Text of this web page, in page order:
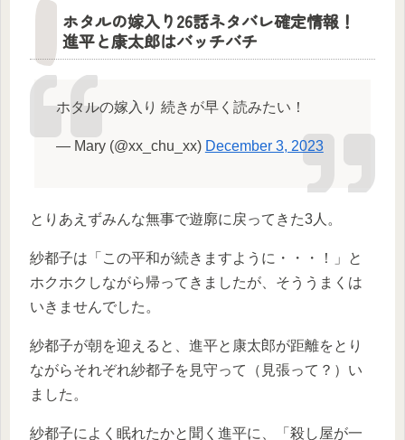
ホタルの嫁入り26話ネタバレ確定情報！
進平と康太郎はバッチバチ
ホタルの嫁入り 続きが早く読みたい！
— Mary (@xx_chu_xx) December 3, 2023
とりあえずみんな無事で遊廓に戻ってきた3人。
紗都子は「この平和が続きますように・・・！」と
ホクホクしながら帰ってきましたが、そううまくは
いきませんでした。
紗都子が朝を迎えると、進平と康太郎が距離をとり
ながらそれぞれ紗都子を見守って（見張って？）い
ました。
紗都子によく眠れたかと聞く進平に、「殺し屋が一